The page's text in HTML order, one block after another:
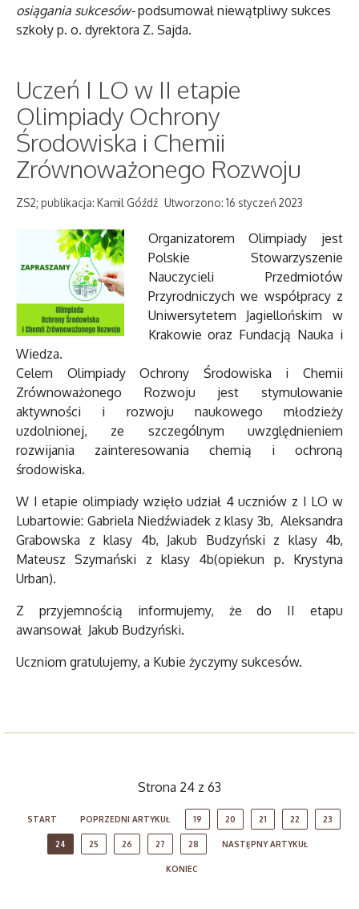
osiągania sukcesów-podsumował niewątpliwy sukces
szkoły p. o. dyrektora Z. Sajda.
Uczeń I LO w II etapie
Olimpiady Ochrony
Środowiska i Chemii
Zrównoważonego Rozwoju
ZS2; publikacja: Kamil Góźdź Utworzono: 16 styczeń 2023
Organizatorem Olimpiady jest
Polskie Stowarzyszenie
Nauczycieli Przedmiotów
Przyrodniczych we współpracy z
Uniwersytetem Jagiellońskim w
Krakowie oraz Fundacją Nauka i
Wiedza.
Celem Olimpiady Ochrony Środowiska i Chemii
Zrównoważonego Rozwoju jest stymulowanie
aktywności i rozwoju naukowego młodzieży
uzdolnionej, ze szczególnym uwzględnieniem
rozwijania zainteresowania chemią i ochroną
środowiska.
W I etapie olimpiady wzięło udział 4 uczniów z I LO w
Lubartowie: Gabriela Niedźwiadek z klasy 3b, Aleksandra
Grabowska z klasy 4b, Jakub Budzyński z klasy 4b,
Mateusz Szymański z klasy 4b(opiekun p. Krystyna
Urban).
Z przyjemnością informujemy, że do II etapu
awansował Jakub Budzyński.
Uczniom gratulujemy, a Kubie życzymy sukcesów.
Strona 24 z 63
START POPRZEDNI ARTYKUŁ 19 20 21 22 23
24 25 26 27 28 NASTĘPNY ARTYKUŁ
KONIEC